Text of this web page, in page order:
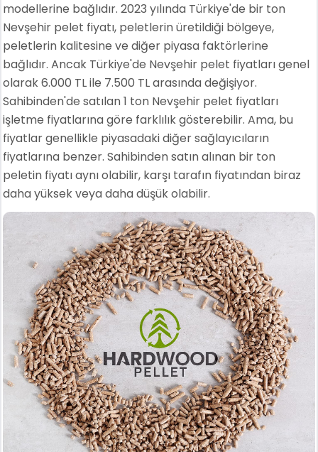
modellerine bağlıdır. 2023 yılında Türkiye'de bir ton
Nevşehir pelet fiyatı, peletlerin üretildiği bölgeye,
peletlerin kalitesine ve diğer piyasa faktörlerine
bağlıdır. Ancak Türkiye'de Nevşehir pelet fiyatları genel
olarak 6.000 TL ile 7.500 TL arasında değişiyor.
Sahibinden'de satılan 1 ton Nevşehir pelet fiyatları
işletme fiyatlarına göre farklılık gösterebilir. Ama, bu
fiyatlar genellikle piyasadaki diğer sağlayıcıların
fiyatlarına benzer. Sahibinden satın alınan bir ton
peletin fiyatı aynı olabilir, karşı tarafın fiyatından biraz
daha yüksek veya daha düşük olabilir.